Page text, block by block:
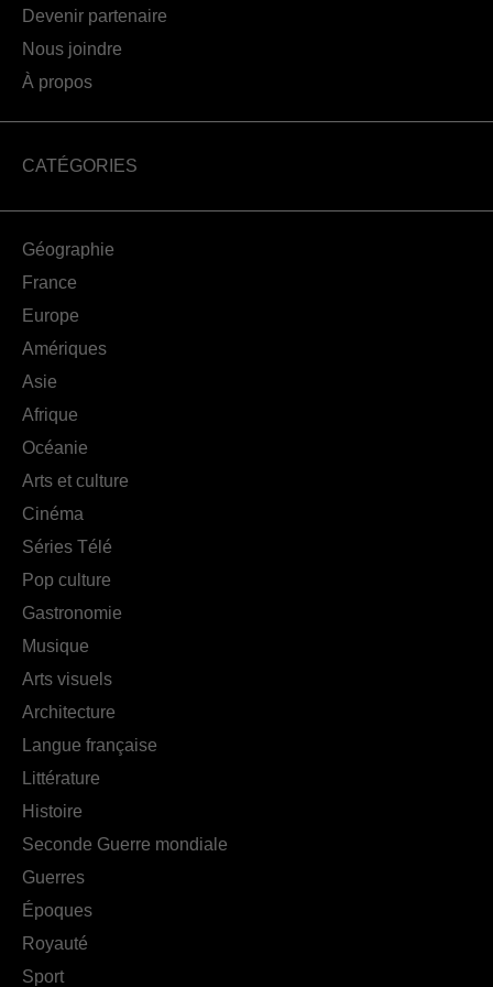
Devenir partenaire
Nous joindre
À propos
CATÉGORIES
Géographie
France
Europe
Amériques
Asie
Afrique
Océanie
Arts et culture
Cinéma
Séries Télé
Pop culture
Gastronomie
Musique
Arts visuels
Architecture
Langue française
Littérature
Histoire
Seconde Guerre mondiale
Guerres
Époques
Royauté
Sport